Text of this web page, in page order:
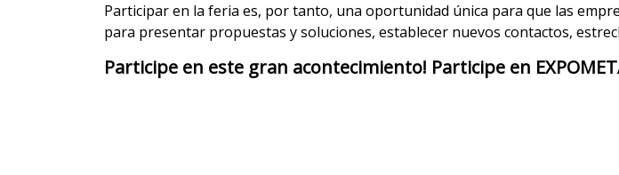
Participar en la feria es, por tanto, una oportunidad única para que las
para presentar propuestas y soluciones, establecer nuevos contactos,
Participe en este gran acontecimiento! Participe en